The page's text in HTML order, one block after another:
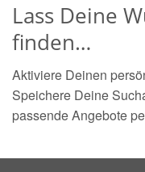
Lass Deine
finden…
Aktiviere Deinen
Speichere Deine
passende Angebote